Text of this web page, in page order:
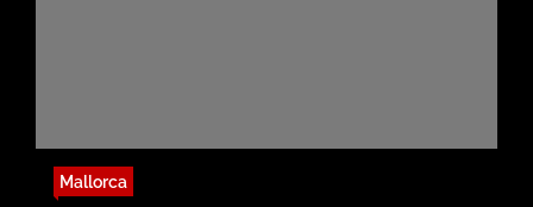
Mallorca